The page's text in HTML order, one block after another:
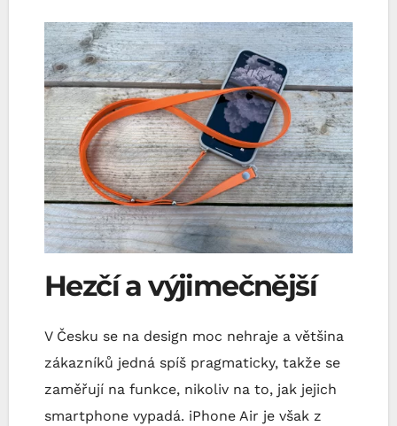
Hezčí a výjimečnější
V Česku se na design moc nehraje a většina
zákazníků jedná spíš pragmaticky, takže se
zaměřují na funkce, nikoliv na to, jak jejich
smartphone vypadá. iPhone Air je však z